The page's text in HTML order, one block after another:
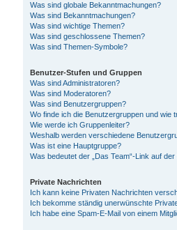
Was sind globale Bekanntmachungen?
Was sind Bekanntmachungen?
Was sind wichtige Themen?
Was sind geschlossene Themen?
Was sind Themen-Symbole?
Benutzer-Stufen und Gruppen
Was sind Administratoren?
Was sind Moderatoren?
Was sind Benutzergruppen?
Wo finde ich die Benutzergruppen und wie
Wie werde ich Gruppenleiter?
Weshalb werden verschiedene
Was ist eine Hauptgruppe?
Was bedeutet der „Das Team“-Link auf
Private Nachrichten
Ich kann keine Privaten Nachrichten
Ich bekomme ständig unerwünschte
Ich habe eine Spam-E-Mail von einem